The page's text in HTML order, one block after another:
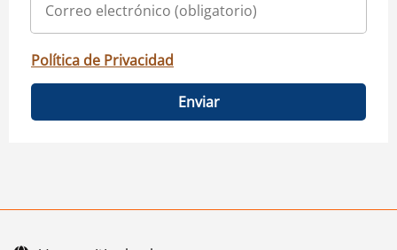
Política de Privacidad
Enviar